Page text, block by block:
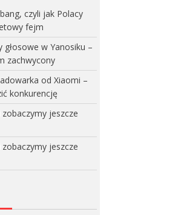
czyli jak Polacy
fejm
głosowe w Yanosiku –
zachwycony
od Xiaomi –
konkurencję
jeszcze
jeszcze